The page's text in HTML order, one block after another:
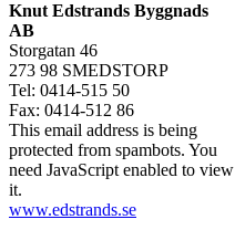
Knut Edstrands Byggnads
AB
Storgatan 46
273 98 SMEDSTORP
Tel: 0414-515 50
Fax: 0414-512 86
This email address is being
protected from spambots. You
need JavaScript enabled to view
it.
www.edstrands.se